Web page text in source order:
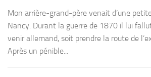
Mon arrière-grand-père venait d’une
Nancy. Durant la guerre de 1870 il lui
venir allemand, soit prendre la route de
Après un pénible...